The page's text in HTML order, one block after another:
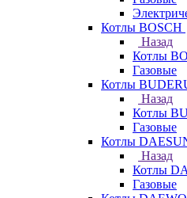
Котлы BOSCH
Назад
Котлы
Газовые
Котлы
Назад
Котлы
Газовые
Котлы
Назад
Котлы
Газовые